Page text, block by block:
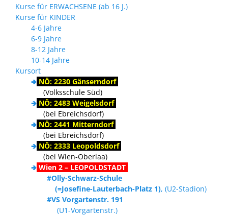
Kurse für ERWACHSENE (ab 16 J.)
Kurse für KINDER
4-6 Jahre
6-9 Jahre
8-12 Jahre
10-14 Jahre
Kursort
🢂 NÖ: 2230 Gänserndorf
(Volksschule Süd)
🢂 NÖ: 2483 Weigelsdorf
(bei Ebreichsdorf)
🢂 NÖ: 2441 Mitterndorf
(bei Ebreichsdorf)
🢂 NÖ: 2333 Leopoldsdorf
(bei Wien-Oberlaa)
🢂 Wien 2 – LEOPOLDSTADT
#Olly-Schwarz-Schule
(=Josefine-Lauterbach-Platz 1), (U2-Stadion)
#VS Vorgartenstr. 191
(U1-Vorgartenstr.)